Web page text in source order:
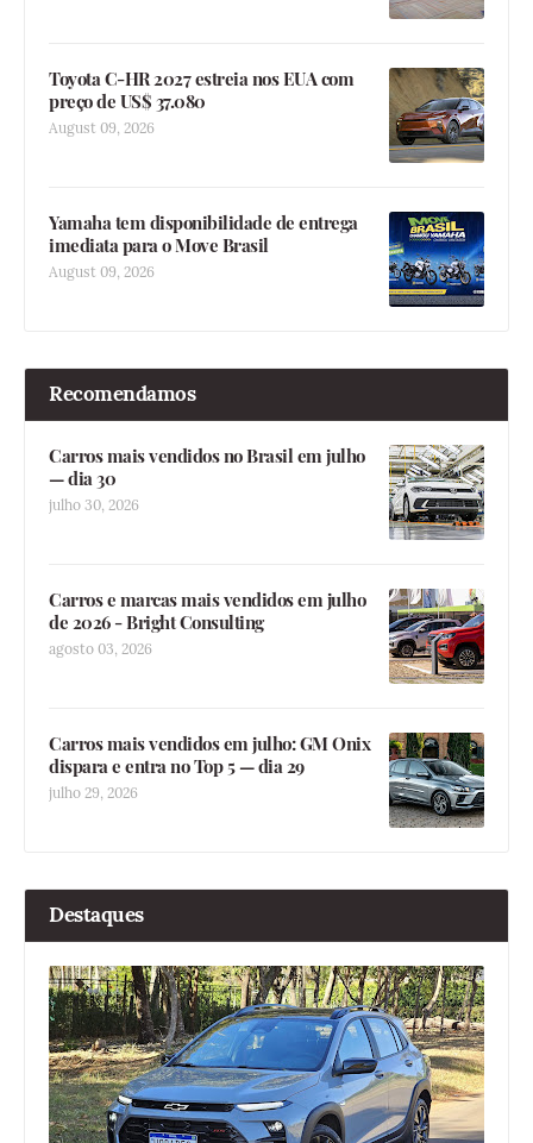
Toyota C-HR 2027 estreia nos EUA com
preço de US$ 37.080
August 09, 2026
Yamaha tem disponibilidade de entrega
imediata para o Move Brasil
August 09, 2026
Recomendamos
Carros mais vendidos no Brasil em julho
— dia 30
julho 30, 2026
Carros e marcas mais vendidos em julho
de 2026 - Bright Consulting
agosto 03, 2026
Carros mais vendidos em julho: GM Onix
dispara e entra no Top 5 — dia 29
julho 29, 2026
Destaques